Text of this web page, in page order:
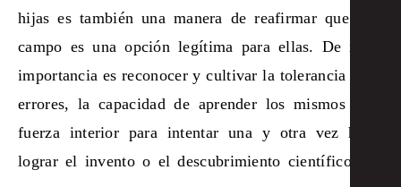
hijas es también una manera de reafirmar que este
campo es una opción legítima para ellas. De igual
importancia es reconocer y cultivar la tolerancia a los
errores, la capacidad de aprender los mismos y la
fuerza interior para intentar una y otra vez hasta
lograr el invento o el descubrimiento científico que